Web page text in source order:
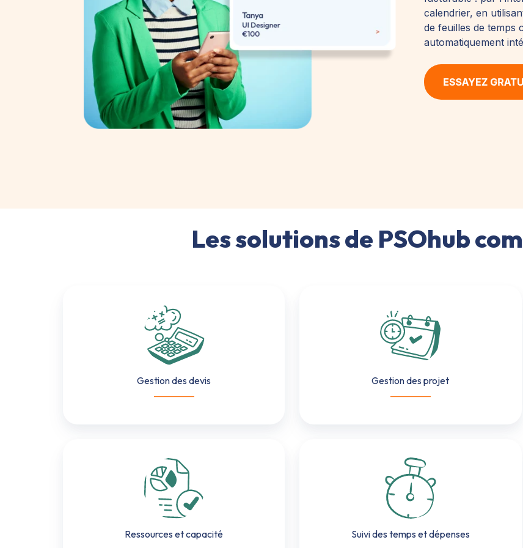
calendrier, en
de feuilles de temps
automatiquement
Les solutions de PSOhub
des
devis
Gestion des devis
projet
Gestion des projet
et
capacité
Ressources et capacité
des
temps
et
dépenses
Suivi des temps et dépenses